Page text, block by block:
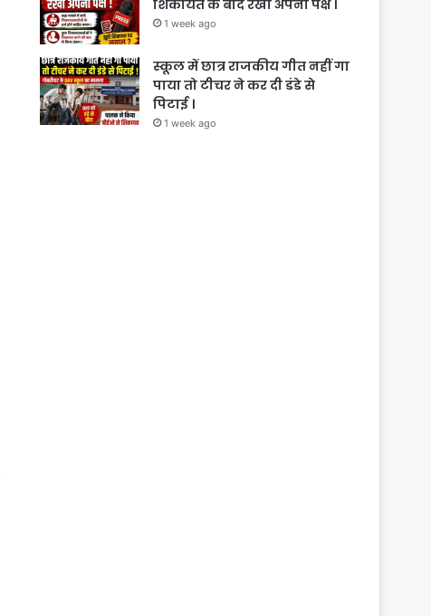
शिकायत के बाद रखा अपना पक्ष ।
1 week ago
स्कूल में छात्र राजकीय गीत नहीं गा
पाया तो टीचर ने कर दी डंडे से
पिटाई ।
1 week ago